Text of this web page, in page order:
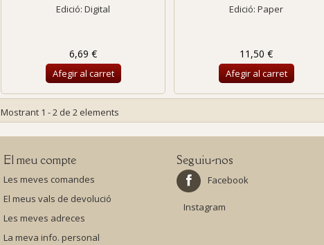
Edició: Digital
6,69 €
Afegir al carret
Edició: Paper
11,50 €
Afegir al carret
Mostrant 1 - 2 de 2 elements
El meu compte
Les meves comandes
El meus vals de devolució
Les meves adreces
La meva info. personal
Seguiu-nos
Facebook
Instagram